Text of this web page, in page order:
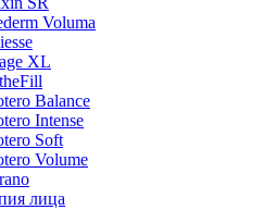
Voluma
XL
Balance
Intense
Soft
Volume
лица